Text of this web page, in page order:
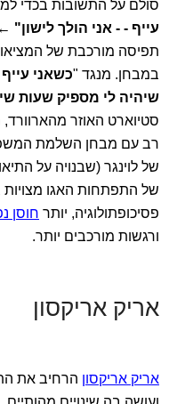
סולם על התשובות בכדי
עייף - - אני הולך לישון"
תפיסה מורכבת של
במבחן. מנגד "כשאני
שיהיה לי מספיק שעות
סטיוארט האוזר
רב עם מבחן השלמת
של לוינגר (שבנויה על
של התפתחות האגו מצויות
פסיכופתולוגיה, יותר חוסן
ורגשות מורכבים יותר.
אריק אריקסון
אריק אריקסון